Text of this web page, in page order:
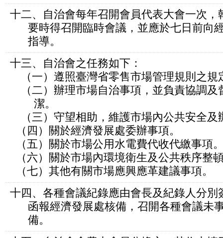
十二、自治會每年召開會員代表大會一次
要時得召開臨時會議，並應於七日前向
指導。
十三、自治會之任務如下：
（一）遵照臺灣省零售市場管理規則之規
（二）辦理市場自治事項，並負責協調及
潔。
（三）守望相助，維護市場內公共安全及
（四）關於經濟發展處委辦事項。
（五）關於市場公用水電費代收代繳事項
（六）關於市場內環境衛生及公共秩序整
（七）其他有關市場應興應革建議事項。
十四、各種會議紀錄應由會長及紀錄人分
函報經濟發展處核備，召開各種會議未
備。